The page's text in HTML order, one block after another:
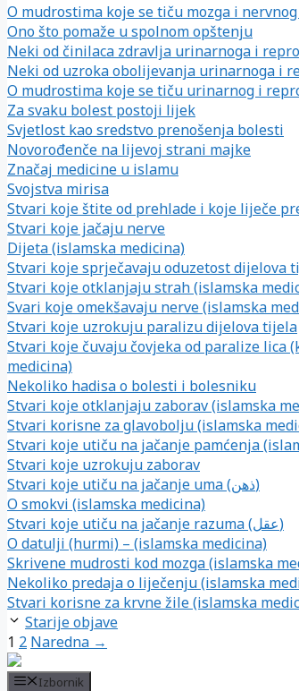
O mudrostima koje se tiču mozga i
Ono što pomaže u spolnom opštenju
Neki od činilaca zdravlja urinarnoga i
Neki od uzroka obolijevanja urinarnoga i
O mudrostima koje se tiču urinarnog i
Za svaku bolest postoji lijek
Svjetlost kao sredstvo prenošenja bolesti
Novorođenče na lijevoj strani majke
Značaj medicine u islamu
Svojstva mirisa
Stvari koje štite od prehlade i koje liječe
Stvari koje jačaju nerve
Dijeta (islamska medicina)
Stvari koje sprječavaju oduzetost dijelova
Stvari koje otklanjaju strah (islamska
Svari koje omekšavaju nerve (islamska
Stvari koje uzrokuju paralizu dijelova tijela
Stvari koje čuvaju čovjeka od paralize lica
medicina)
Nekoliko hadisa o bolesti i bolesniku
Stvari koje otklanjaju zaborav (islamska
Stvari korisne za glavobolju (islamska
Stvari koje utiču na jačanje pamćenja
Stvari koje uzrokuju zaborav
Stvari koje utiču na jačanje uma (ذهن)
O smokvi (islamska medicina)
Stvari koje utiču na jačanje razuma (عقل)
O datulji (hurmi) – (islamska medicina)
Skrivene mudrosti kod mozga (islamska
Nekoliko predaja o liječenju (islamska
Stvari korisne za krvne žile (islamska
Starije objave
Page
1 Page
2 Naredna →
Izbornik